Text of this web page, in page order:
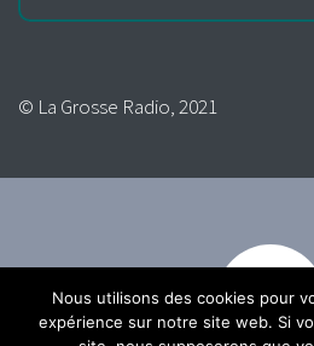
© La Grosse Radio, 2021
Nous utilisons des cookies pour
expérience sur notre site web. Si